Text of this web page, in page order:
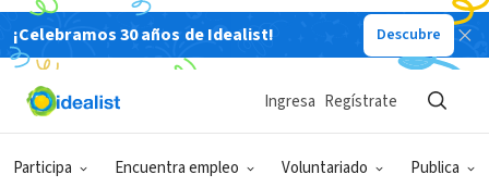
¡Celebramos 30 años de Idealist! Descubre
Participa Encuentra empleo Voluntariado Publica
Ingresa Regístrate
ORGANIZACIÓN SIN FIN DE LUCRO
Canadian Council for
Refugees/Conseil canadien pour les
refugies